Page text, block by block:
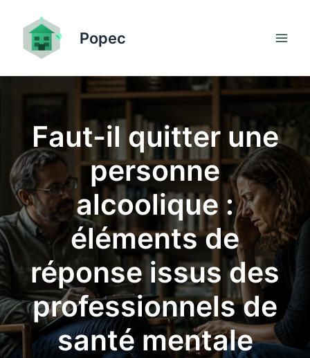
contenu
Popec
Faut-il quitter une
personne
alcoolique :
éléments de
réponse issus des
professionnels de
santé mentale